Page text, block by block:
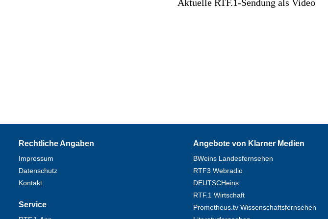
Aktuelle RTF.1-Sendung als Video
Rechtliche Angaben
Impressum
Datenschutz
Kontakt
Service
Angebote von Klarner Medien
BWeins Landesfernsehen
RTF3 Webradio
DEUTSCHeins
RTF.1 Wirtschaft
Prometheus.tv Wissenschaftsfernsehen